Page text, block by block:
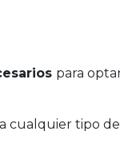
para
cualquier tipo de